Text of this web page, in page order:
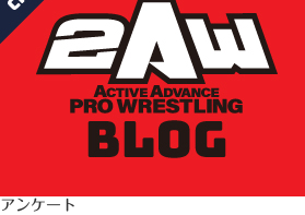
アンケート